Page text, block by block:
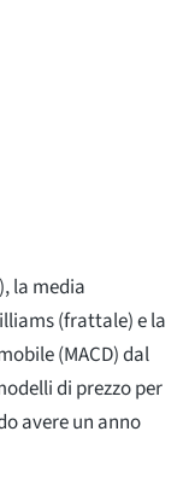
la media
(frattale) e la
(MACD) dal
di prezzo per
avere un anno